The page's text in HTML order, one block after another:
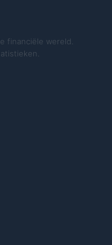
financiële wereld.